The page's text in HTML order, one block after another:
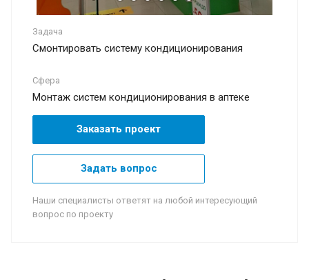
Задача
Смонтировать систему кондиционирования
Сфера
Монтаж систем кондиционирования в аптеке
Заказать проект
Задать вопрос
Наши специалисты ответят на любой интересующий
вопрос по проекту